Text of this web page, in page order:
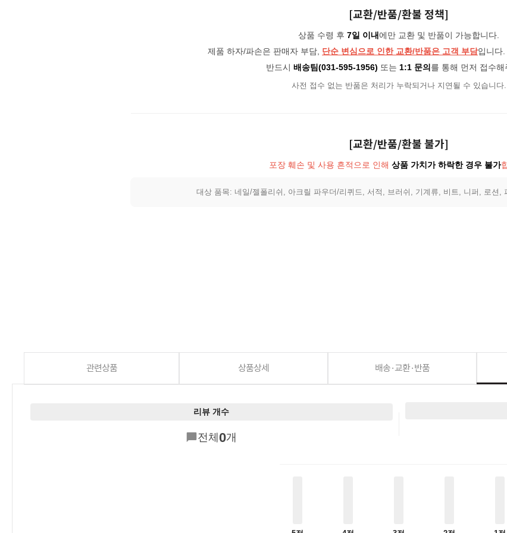
[교환/반품/환불 정책]
상품 수령 후 7일 이내에만 교환 및 반품이 가능합니다.
제품 하자/파손은 판매자 부담, 단순 변심으로 인한 교환/반품은 고객 부담입니다.
반드시 배송팀(031-595-1956) 또는 1:1 문의 를 통해 먼저 접수해
사전 접수 없는 반품은 처리가 누락되거나 지연될 수 있습니다.
[교환/반품/환불 불가]
포장 훼손 및 사용 흔적으로 인해 상품 가치가 하락한 경우 불가
대상 품목: 네일/젤폴리쉬, 아크릴 파우더/리퀴드, 서적, 브러쉬, 기계류, 비트, 니퍼, 로션,
관련상품 상품상세 배송·교환·반품
리뷰 개수
전체 0개